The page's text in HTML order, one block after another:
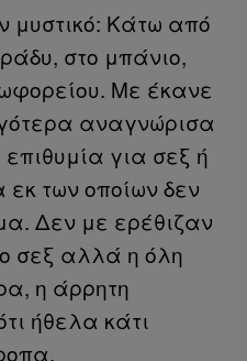
μυστικό: Κάτω από
στο μπάνιο,
Με έκανε
αναγνώρισα
για σεξ ή
των οποίων δεν
Δεν με ερέθιζαν
σεξ αλλά η όλη
η άρρητη
ήθελα κάτι